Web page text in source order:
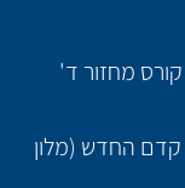
מחזור ד'
קדם החדש (מלון